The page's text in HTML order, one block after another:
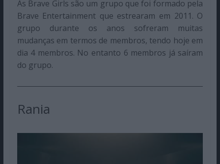
As Brave Girls são um grupo que foi formado pela
Brave Entertainment que estrearam em 2011. O
grupo durante os anos sofreram muitas
mudanças em termos de membros, tendo hoje em
dia 4 membros. No entanto 6 membros já saíram
do grupo.
Rania